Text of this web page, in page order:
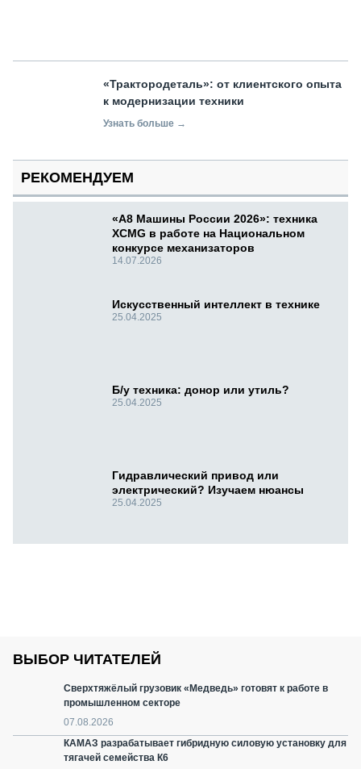
«Трактородеталь»: от клиентского опыта
к модернизации техники
Узнать больше →
РЕКОМЕНДУЕМ
«А8 Машины России 2026»: техника
XCMG в работе на Национальном
конкурсе механизаторов
14.07.2026
Искусственный интеллект в технике
25.04.2025
Б/у техника: донор или утиль?
25.04.2025
Гидравлический привод или
электрический? Изучаем нюансы
25.04.2025
ВЫБОР ЧИТАТЕЛЕЙ
Сверхтяжёлый грузовик «Медведь» готовят к работе в
промышленном секторе
07.08.2026
КАМАЗ разрабатывает гибридную силовую установку для
тягачей семейства К6